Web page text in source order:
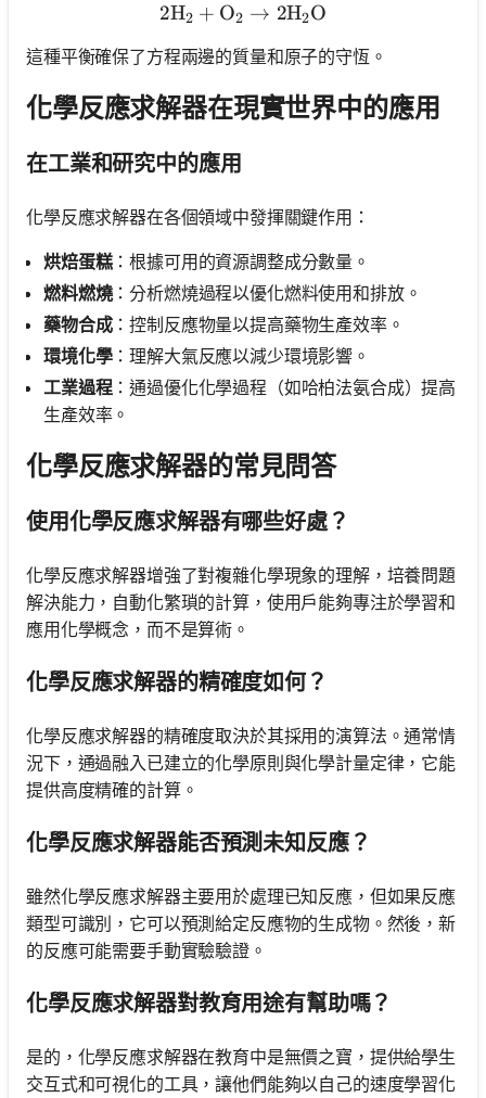
2\text{H}_{2} +
2H2 + O2 → 2H2O
這種平衡確保了方程兩邊的質量和原子的守恆。
化學反應求解器在現實世界中的應用
在工業和研究中的應用
化學反應求解器在各個領域中發揮關鍵作用：
烘焙蛋糕：根據可用的資源調整成分數量。
燃料燃燒：分析燃燒過程以優化燃料使用和排放。
藥物合成：控制反應物量以提高藥物生產效率。
環境化學：理解大氣反應以減少環境影響。
工業過程：通過優化化學過程（如哈柏法氨合成）提高
生產效率。
化學反應求解器的常見問答
使用化學反應求解器有哪些好處？
化學反應求解器增強了對複雜化學現象的理解，培養問題
解決能力，自動化繁瑣的計算，使用戶能夠專注於學習和
應用化學概念，而不是算術。
化學反應求解器的精確度如何？
化學反應求解器的精確度取決於其採用的演算法。通常情
況下，通過融入已建立的化學原則與化學計量定律，它能
提供高度精確的計算。
化學反應求解器能否預測未知反應？
雖然化學反應求解器主要用於處理已知反應，但如果反應
類型可識別，它可以預測給定反應物的生成物。然後，新
的反應可能需要手動實驗驗證。
化學反應求解器對教育用途有幫助嗎？
是的，化學反應求解器在教育中是無價之寶，提供給學生
交互式和可視化的工具，讓他們能夠以自己的速度學習化